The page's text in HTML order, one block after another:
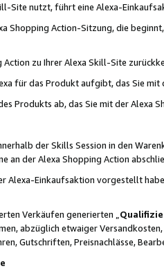
Site nutzt, führt eine Alexa-
Shopping Action-Sitzung, die
zu Ihrer Alexa Skill-Site
für das Produkt aufgibt, das Sie mit
Produkts ab, das Sie mit der Alexa
der Skills Session in den
an der Alexa Shopping Action
Alexa-Einkaufsaktion vorgestellt
Verkäufen generierten „
abzüglich etwaiger
Gutschriften, Preisnachlässe,